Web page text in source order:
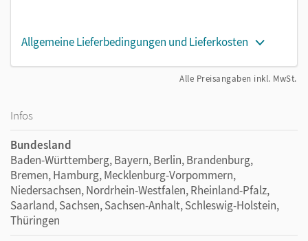
Allgemeine Lieferbedingungen und Lieferkosten
Alle Preisangaben inkl. MwSt.
Infos
Bundesland
Baden-Württemberg, Bayern, Berlin, Brandenburg,
Bremen, Hamburg, Mecklenburg-Vorpommern,
Niedersachsen, Nordrhein-Westfalen, Rheinland-Pfalz,
Saarland, Sachsen, Sachsen-Anhalt, Schleswig-Holstein,
Thüringen